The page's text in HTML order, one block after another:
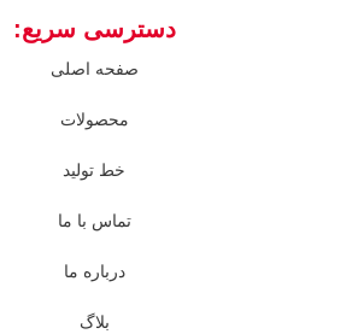
دسترسی سریع:
صفحه اصلی
محصولات
خط تولید
تماس با ما
درباره ما
بلاگ